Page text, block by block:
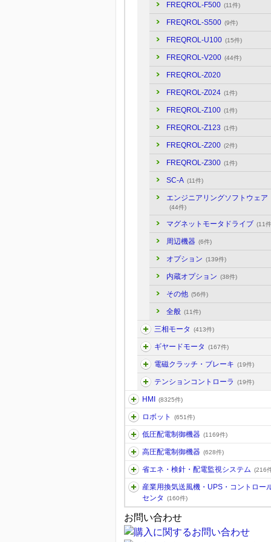
FREQROL-F500 (11件)
FREQROL-S500 (9件)
FREQROL-U100 (15件)
FREQROL-V200 (44件)
FREQROL-Z020
FREQROL-Z024 (1件)
FREQROL-Z100 (1件)
FREQROL-Z123 (1件)
FREQROL-Z200 (2件)
FREQROL-Z300 (1件)
SC-A (11件)
エンジニアリングソフトウェア
(44件)
マグネットモータドライブ (11
周辺機器 (6件)
オプション (139件)
内蔵オプション (38件)
その他 (56件)
全般 (11件)
三相モータ (413件)
ギヤードモータ (167件)
電磁クラッチ・ブレーキ (19件)
テンションコントローラ (19件)
HMI (8325件)
ロボット (651件)
低圧配電制御機器 (1169件)
高圧配電制御機器 (628件)
省エネ・検針・配電監視システム (216
産業用換気送風機・UPS・コントロー
センタ
(160件)
お問い合わせ